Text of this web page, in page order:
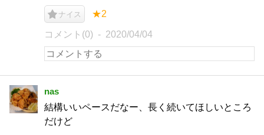
ナイス ★2
コメント(0) 2020/04/04
nas
結構いいペースだなー、長く続いてほしいところ
だけど